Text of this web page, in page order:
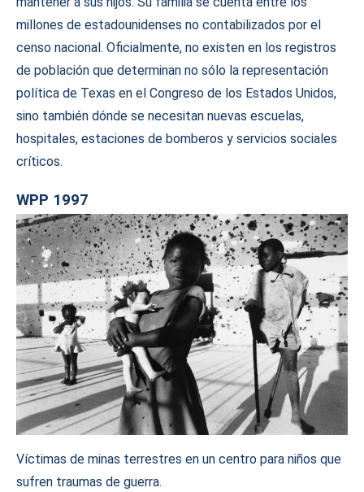
millones de estadounidenses no contabilizados por el
censo nacional. Oficialmente, no existen en los registros
de población que determinan no sólo la representación
política de Texas en el Congreso de los Estados Unidos,
sino también dónde se necesitan nuevas escuelas,
hospitales, estaciones de bomberos y servicios sociales
críticos.
WPP 1997
Víctimas de minas terrestres en un centro para niños que
sufren traumas de guerra.